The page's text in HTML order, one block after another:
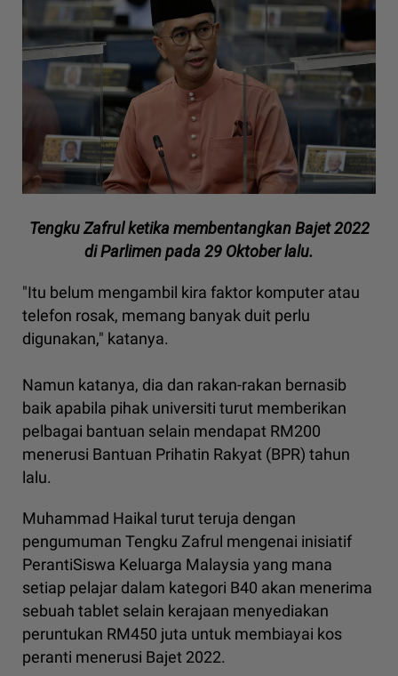
Tengku Zafrul ketika membentangkan Bajet 2022
di Parlimen pada 29 Oktober lalu.
"Itu belum mengambil kira faktor komputer atau
telefon rosak, memang banyak duit perlu
digunakan," katanya.
Namun katanya, dia dan rakan-rakan bernasib
baik apabila pihak universiti turut memberikan
pelbagai bantuan selain mendapat RM200
menerusi Bantuan Prihatin Rakyat (BPR) tahun
lalu.
Muhammad Haikal turut teruja dengan
pengumuman Tengku Zafrul mengenai inisiatif
PerantiSiswa Keluarga Malaysia yang mana
setiap pelajar dalam kategori B40 akan menerima
sebuah tablet selain kerajaan menyediakan
peruntukan RM450 juta untuk membiayai kos
peranti menerusi Bajet 2022.